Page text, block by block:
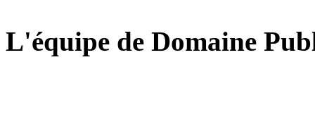
L'équipe de Domaine